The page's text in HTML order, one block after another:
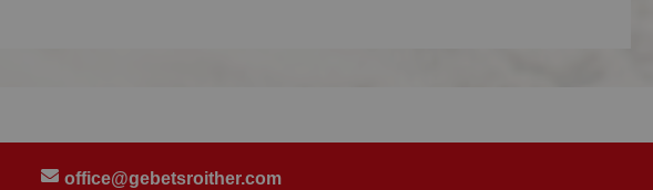
office@gebetsroither.com